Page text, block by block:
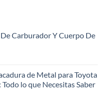
Carburador Y Cuerpo De
de Metal para Toyota
lo que Necesitas Saber